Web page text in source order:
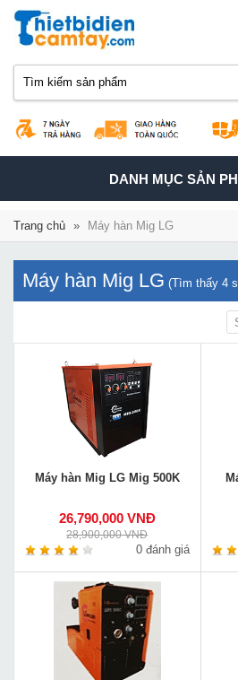
TOGGLE
NAVIGATION
DANH MỤC SẢN
Trang chủ » Máy hàn Mig LG
Máy hàn Mig LG (Tìm thấy 4
Máy hàn Mig LG Mig 500K
26,790,000 VNĐ
28,900,000 VNĐ
0 đánh giá